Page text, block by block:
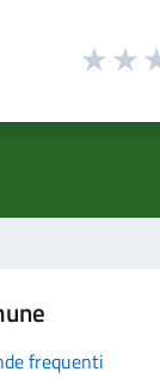
frequenti